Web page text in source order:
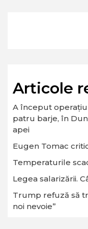
Articole
A început
patru barje, în
apei
Eugen Tomac
Temperaturile
Legea salarizării.
Trump refuză să
noi nevoie”